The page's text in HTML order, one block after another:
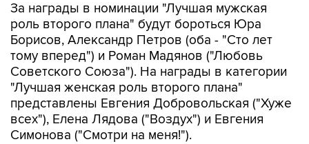
За награды в номинации "Лучшая мужская
роль второго плана" будут бороться Юра
Борисов, Александр Петров (оба - "Сто лет
тому вперед") и Роман Мадянов ("Любовь
Советского Союза"). На награды в категории
"Лучшая женская роль второго плана"
представлены Евгения Добровольская ("Хуже
всех"), Елена Лядова ("Воздух") и Евгения
Симонова ("Смотри на меня!").